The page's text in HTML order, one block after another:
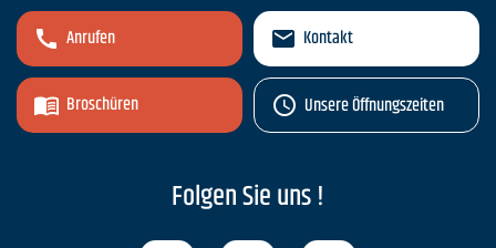
Anrufen
Broschüren
Kontakt
Unsere Öffnungszeiten
Folgen Sie uns !